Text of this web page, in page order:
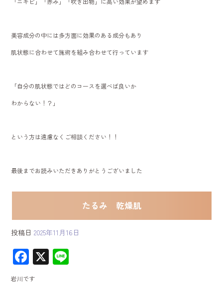
美容成分の中には多方面に効果のある成分もあり
肌状態に合わせて施術を組み合わせて行っています
「自分の肌状態ではどのコースを選べば良いか
わからない！？」
という方は遠慮なくご相談ください！！
最後までお読みいただきありがとうございました
たるみ 乾燥肌
投稿日 2025年11月16日
F
ac
e
X
岩川です